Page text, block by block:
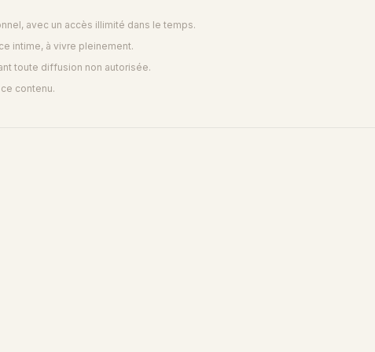
avec un accès illimité dans le temps.
intime, à vivre pleinement.
toute diffusion non autorisée.
contenu.